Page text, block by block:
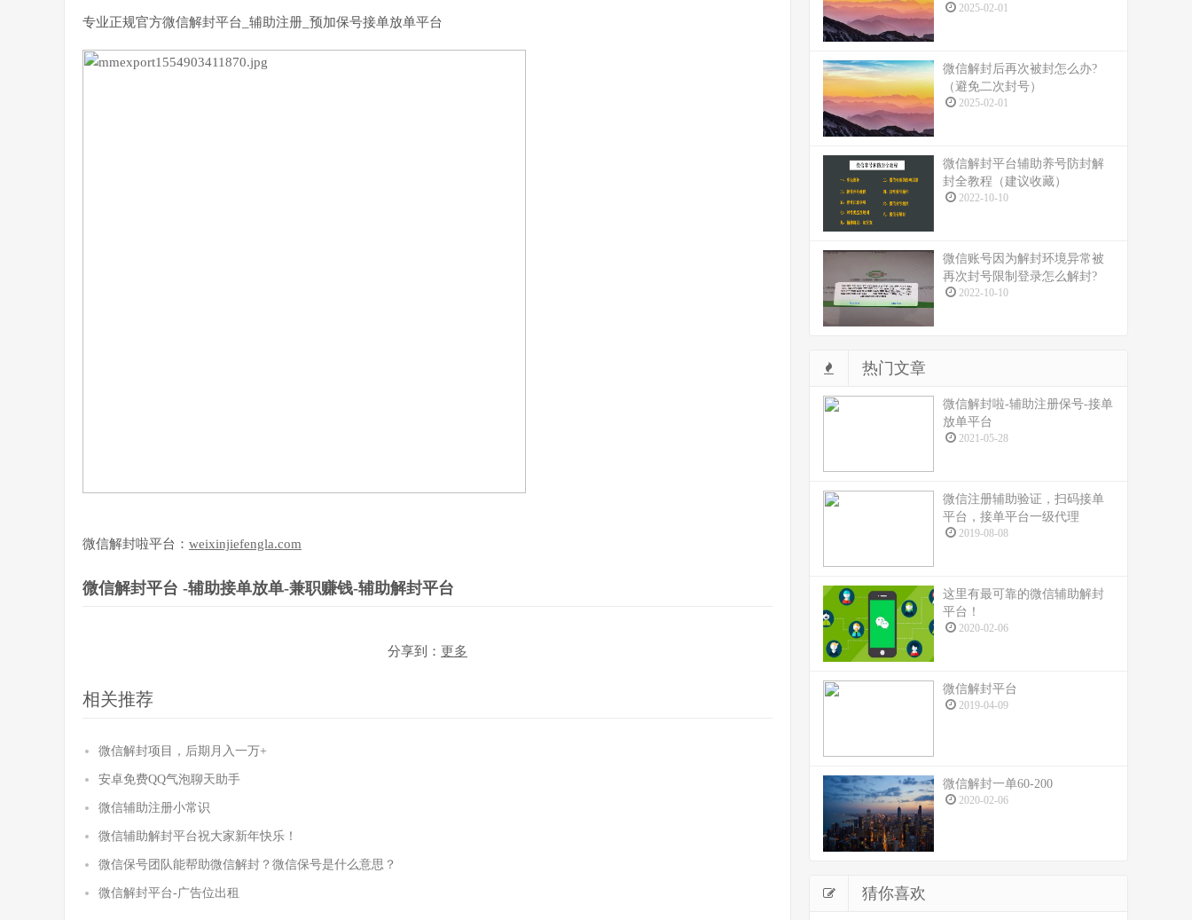
专业正规官方微信解封平台_辅助注册_预加保号接单放单平台
微信解封啦平台： weixinjiefengla.com
微信解封平台 -辅助接单放单-兼职赚钱-辅助解封平台
分享到： 更多
相关推荐
微信解封项目，后期月入一万+
安卓免费QQ气泡聊天助手
微信辅助注册小常识
微信辅助解封平台祝大家新年快乐！
微信保号团队能帮助微信解封？微信保号是什么意思？
微信解封平台-广告位出租
2025-02-01
微信解封后再次被封怎么办?
（避免二次封号）
2025-02-01
微信解封平台辅助养号防封解
封全教程（建议收藏）
2022-10-10
微信账号因为解封环境异常被
再次封号限制登录怎么解封?
2022-10-10
热门文章
微信解封啦-辅助注册保号-接单
放单平台
2021-05-28
微信注册辅助验证，扫码接单
平台，接单平台一级代理
2019-08-08
这里有最可靠的微信辅助解封
平台！
2020-02-06
微信解封平台
2019-04-09
微信解封一单60-200
2020-02-06
猜你喜欢